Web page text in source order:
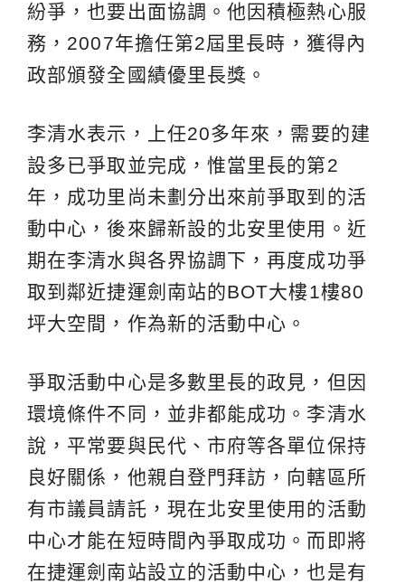
紛爭，也要出面協調。他因積極熱心服
務，2007年擔任第2屆里長時，獲得內
政部頒發全國績優里長獎。
李清水表示，上任20多年來，需要的建
設多已爭取並完成，惟當里長的第2
年，成功里尚未劃分出來前爭取到的活
動中心，後來歸新設的北安里使用。近
期在李清水與各界協調下，再度成功爭
取到鄰近捷運劍南站的BOT大樓1樓80
坪大空間，作為新的活動中心。
爭取活動中心是多數里長的政見，但因
環境條件不同，並非都能成功。李清水
說，平常要與民代、市府等各單位保持
良好關係，他親自登門拜訪，向轄區所
有市議員請託，現在北安里使用的活動
中心才能在短時間內爭取成功。而即將
在捷運劍南站設立的活動中心，也是有